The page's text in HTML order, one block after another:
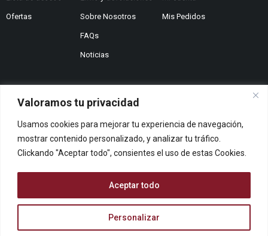
Valoramos tu privacidad
Usamos cookies para mejorar tu experiencia de navegación,
mostrar contenido personalizado, y analizar tu tráfico.
Clickando "Aceptar todo", consientes el uso de estas Cookies.
Personalizar
Aceptar todo
Ofertas Sobre Nosotros
FAQs
Noticias
Mis Pedidos
¿Te podemos ayudar?
Queremos saber tu opinión